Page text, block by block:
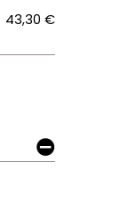
43,30 €